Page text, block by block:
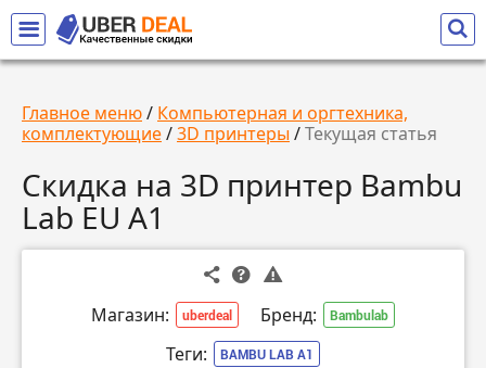
Главное меню/ Компьютерная и оргтехника,
комплектующие/3D принтеры /Текущая статья
Скидка на 3D принтер Bambu
Lab EU A1
Магазин: uberdeal Бренд: Bambulab
Теги: BAMBU LAB A1